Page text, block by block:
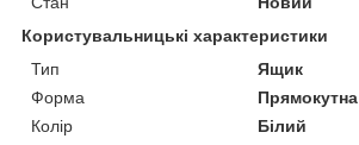
Користувальницькі характеристики
Тип
Ящик
Форма
Прямокутна
Колір
Білий